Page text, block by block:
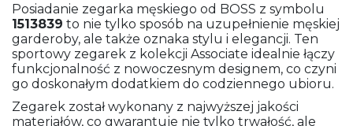
Posiadanie zegarka męskiego od BOSS z symbolu
1513839 to nie tylko sposób na uzupełnienie męskiej
garderoby, ale także oznaka stylu i elegancji. Ten
sportowy zegarek z kolekcji Associate idealnie łączy
funkcjonalność z nowoczesnym designem, co czyni
go doskonałym dodatkiem do codziennego ubioru.
Zegarek został wykonany z najwyższej jakości
materiałów, co gwarantuje nie tylko trwałość, ale